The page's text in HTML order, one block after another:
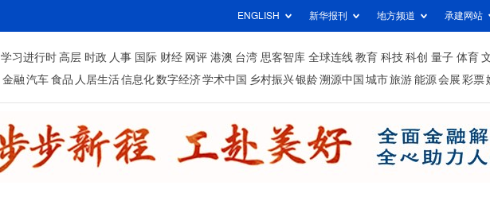
ENGLISH 新华报刊 地方频道 承建网站
学习进行时 高层 时政 人事 国际 财经 网评 港澳 台湾 思客智库 全球连线 教育 科技 科创 量子 体育
金融 汽车 食品 人居生活信息化数字经济学术中国 乡村振兴银龄溯源中国 城市旅游 能源 会展 彩票